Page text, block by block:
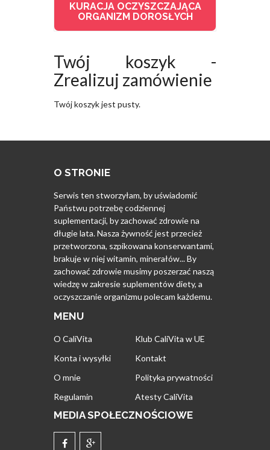
KURACJA OCZYSZCZAJĄCA
ORGANIZM DOROSŁYCH
Twój koszyk -
Zrealizuj zamówienie
Twój koszyk jest pusty.
O STRONIE
Serwis ten stworzyłam, by uświadomić
Państwu potrzebę codziennej
suplementacji, by zachować zdrowie na
długie lata. Nasza żywność jest przecież
przetworzona, szpikowana konserwantami,
brakuje w niej witamin, minerałów... By
zachować zdrowie musimy poszerzać naszą
wiedzę w zakresie suplementów diety, a
oczyszczanie organizmu polecam każdemu.
MENU
O CaliVita
Klub CaliVita w UE
Konta i wysyłki
Kontakt
O mnie
Polityka prywatności
Regulamin
Atesty CaliVita
MEDIA SPOŁECZNOŚCIOWE